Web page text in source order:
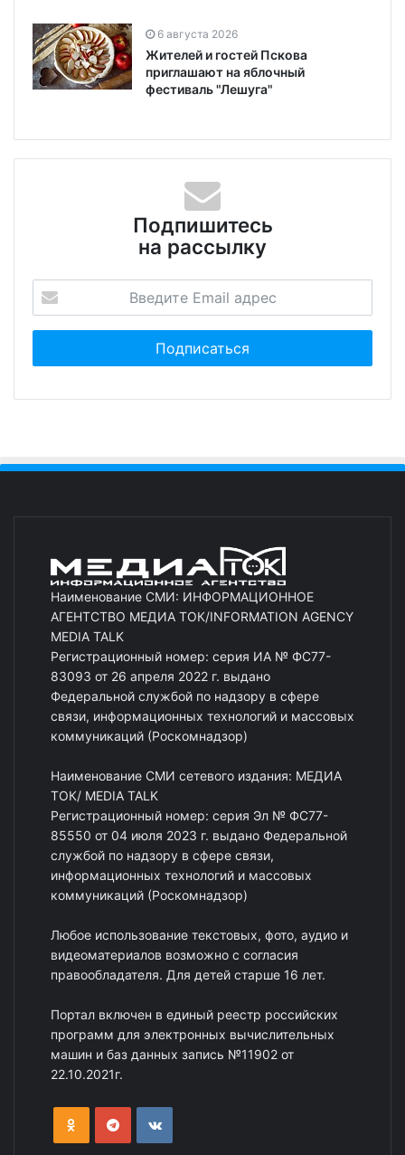
6 августа 2026
Жителей и гостей Пскова
приглашают на яблочный
фестиваль "Лешуга"
Подпишитесь
на рассылку
Наименование СМИ: ИНФОРМАЦИОННОЕ
АГЕНТСТВО МЕДИА ТОК/INFORMATION AGENCY
MEDIA TALK
Регистрационный номер: серия ИА № ФС77-
83093 от 26 апреля 2022 г. выдано
Федеральной службой по надзору в сфере
связи, информационных технологий и массовых
коммуникаций (Роскомнадзор)
Наименование СМИ сетевого издания: МЕДИА
ТОК/ MEDIA TALK
Регистрационный номер: серия Эл № ФС77-
85550 от 04 июля 2023 г. выдано Федеральной
службой по надзору в сфере связи,
информационных технологий и массовых
коммуникаций (Роскомнадзор)
Любое использование текстовых, фото, аудио и
видеоматериалов возможно с согласия
правообладателя. Для детей старше 16 лет.
Портал включен в единый реестр российских
программ для электронных вычислительных
машин и баз данных запись №11902 от
22.10.2021г.